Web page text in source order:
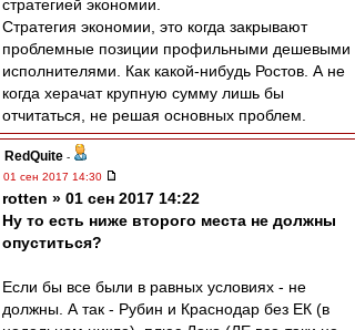
стратегией экономии.
Стратегия экономии, это когда закрывают
проблемные позиции профильными дешевыми
исполнителями. Как какой-нибудь Ростов. А не
когда херачат крупную сумму лишь бы
отчитаться, не решая основных проблем.
RedQuite -
01 сен 2017 14:30
rotten » 01 сен 2017 14:22
Ну то есть ниже второго места не должны
опуститься?
Если бы все были в равных условиях - не
должны. А так - Рубин и Краснодар без ЕК (в